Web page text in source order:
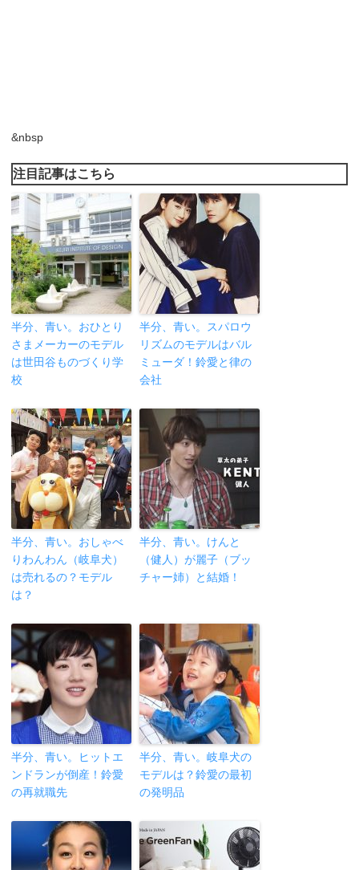
&nbsp
注目記事はこちら
半分、青い。おひとり
さまメーカーのモデル
は世田谷ものづくり学
校
半分、青い。スパロウ
リズムのモデルはバル
ミューダ！鈴愛と律の
会社
半分、青い。おしゃべ
りわんわん（岐阜犬）
は売れるの？モデル
は？
半分、青い。けんと
（健人）が麗子（ブッ
チャー姉）と結婚！
半分、青い。ヒットエ
ンドランが倒産！鈴愛
の再就職先
半分、青い。岐阜犬の
モデルは？鈴愛の最初
の発明品